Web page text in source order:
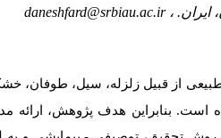
ایران. ،daneshfard@srbiau.ac.ir
از قبیل زلزله، سیل، طوفان،
است. بنابراین هدف پژوهش، ارائه